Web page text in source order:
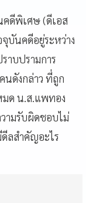
คดีพิเศษ (ดีเอส
บันคดีอยู่ระหว่าง
าบปรามการ
นดังกล่าว ที่ถูก
มด น.ส.แพทอง
ามรับผิดชอบไม่
ลสำคัญอะไร